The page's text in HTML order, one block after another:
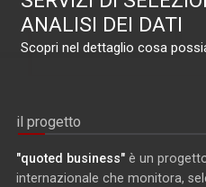
ANALISI DEI DATI
Scopri nel dettaglio cosa
il progetto
"quoted business" è un
internazionale che monitora,